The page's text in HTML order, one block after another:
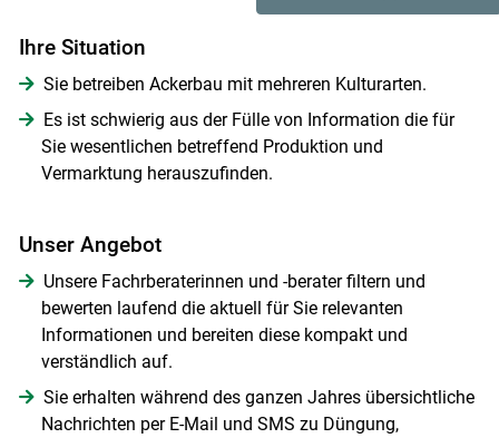
Ihre Situation
Sie betreiben Ackerbau mit mehreren Kulturarten.
Es ist schwierig aus der Fülle von Information die für
Sie wesentlichen betreffend Produktion und
Vermarktung herauszufinden.
Unser Angebot
Unsere Fachrberaterinnen und -berater filtern und
bewerten laufend die aktuell für Sie relevanten
Informationen und bereiten diese kompakt und
verständlich auf.
Sie erhalten während des ganzen Jahres übersichtliche
Nachrichten per E-Mail und SMS zu Düngung,